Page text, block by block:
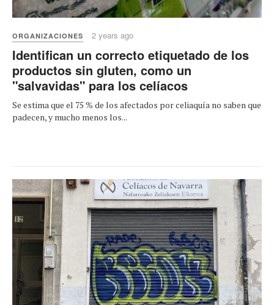
ORGANIZACIONES 2 years ago
Identifican un correcto etiquetado de los
productos sin gluten, como un
"salvavidas" para los celíacos
Se estima que el 75 % de los afectados por celiaquía no saben que
padecen, y mucho menos los...